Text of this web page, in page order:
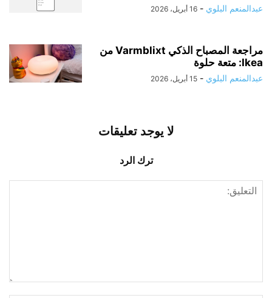
عبدالمنعم البلوي - 16 أبريل، 2026
مراجعة المصباح الذكي Varmblixt من
Ikea: متعة حلوة
عبدالمنعم البلوي - 15 أبريل، 2026
لا يوجد تعليقات
ترك الرد